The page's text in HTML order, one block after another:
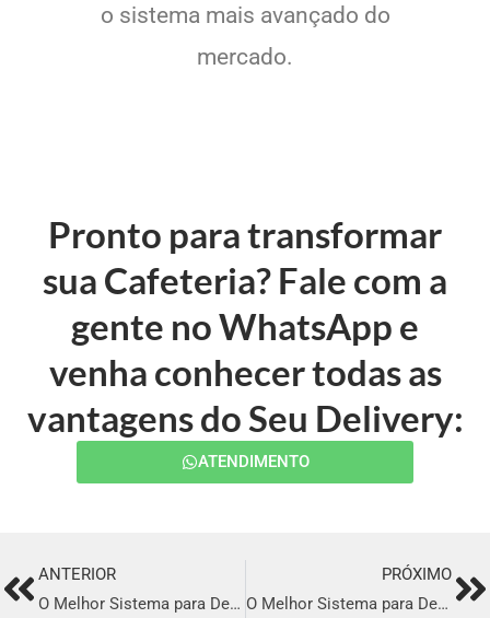
o sistema mais avançado do
mercado.
Pronto para transformar
sua Cafeteria? Fale com a
gente no WhatsApp e
venha conhecer todas as
vantagens do Seu Delivery:
ATENDIMENTO
PrevANTERIOR
O Melhor Sistema para Delivery em Aquiraz
PRÓXIMO
O Melhor Sistema para Delivery em Pato Branco